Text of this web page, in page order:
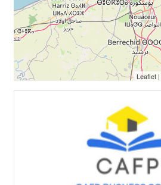
Leaflet |